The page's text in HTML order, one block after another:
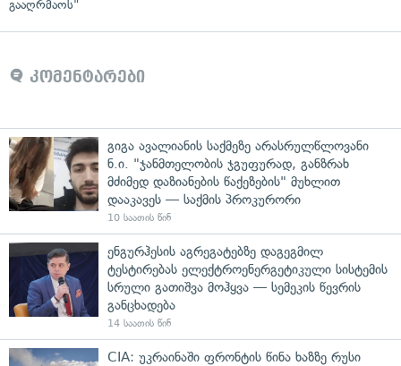
გააღრმაოს"
კომენტარები
გიგა ავალიანის საქმეზე არასრულწლოვანი
ნ.ი. "ჯანმთელობის ჯგუფურად, განზრახ
მძიმედ დაზიანების წაქეზების" მუხლით
დააკავეს — საქმის პროკურორი
10 საათის წინ
ენგურჰესის აგრეგატებზე დაგეგმილ
ტესტირებას ელექტროენერგეტიკული სისტემის
სრული გათიშვა მოჰყვა — სემეკის წევრის
განცხადება
14 საათის წინ
CIA: უკრაინაში ფრონტის წინა ხაზზე რუსი